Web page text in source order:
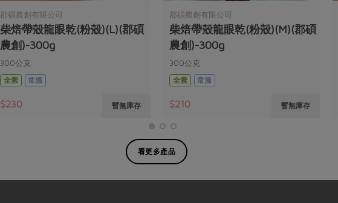
郡碩農創有限公司
柴焙帶殼龍眼乾(粉殼)(L)(郡碩
農創)-300g
300公克
全素
常溫
$230 暫無庫存
郡碩農創有限公司
柴焙帶殼龍眼乾(粉殼)(M)(郡碩
農創)-300g
300公克
全素
常溫
$210 暫無庫存
看更多產品